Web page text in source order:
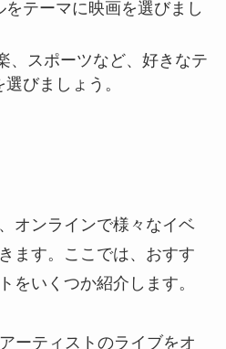
をテーマに映画を選びまし
、スポーツなど、好きなテ
びましょう。
オンラインで様々なイベ
ます。ここでは、おすす
をいくつか紹介します。
ーティストのライブをオ